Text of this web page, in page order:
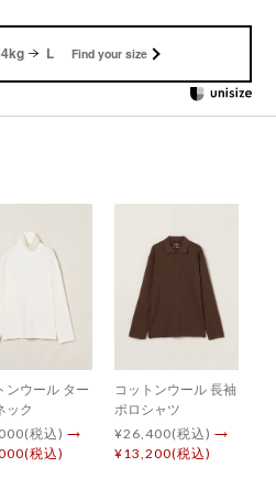
L Find your size
ンウール ター
ック
税込) →
税込)
コットンウール 長袖
ポロシャツ
¥26,400(税込) →
¥13,200(税込)